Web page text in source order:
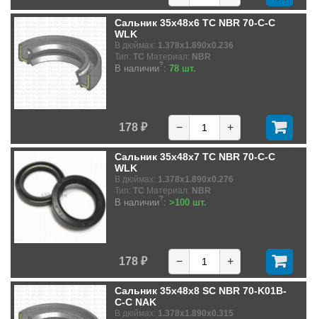
Сальник 35x48x6 TC NBR 70-C-C
WLK
В дюймах: 1.378x1.890x0.236
Тип: TC Материал: NBR
В наличии?: 78 шт.
178 ₽ − +
Сальник 35x48x7 TC NBR 70-C-C
WLK
В дюймах: 1.378x1.890x0.276
Тип: TC Материал: NBR
В наличии?: >100 шт.
178 ₽ − +
Сальник 35x48x8 SC NBR 70-K01B-
C-C NAK
В дюймах: 1.378x1.890x0.315